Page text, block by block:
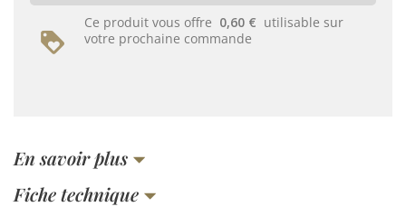
Ce produit vous offre 0,60 € utilisable sur
votre prochaine commande
En savoir plus
Fiche technique